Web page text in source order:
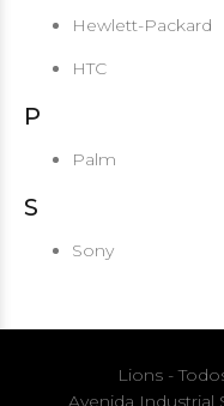
Hewlett-Packard
HTC
P
Palm
S
Sony
Lions -
Avenida Industrial